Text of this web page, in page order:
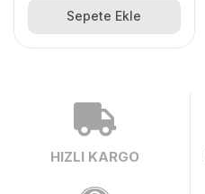
Sepete Ekle
HIZLI KARGO